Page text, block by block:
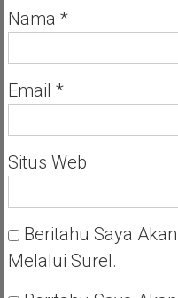
Nama *
Email *
Situs Web
Beritahu Saya
Melalui Surel.